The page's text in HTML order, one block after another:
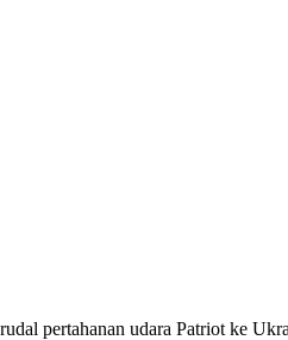
pertahanan udara Patriot ke